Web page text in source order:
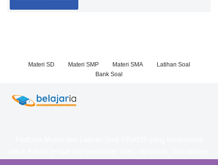
Materi SD Materi SMP Materi SMA
Latihan Soal
Bank Soal